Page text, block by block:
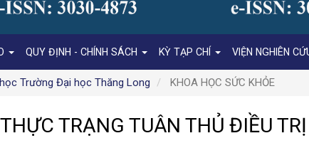
QUY ĐỊNH - CHÍNH SÁCH KỲ TẠP CHÍ VIỆN NGHIÊN
Trường Đại học Thăng Long KHOA HỌC SỨC KHỎE
THỰC TRẠNG TUÂN THỦ ĐIỀU